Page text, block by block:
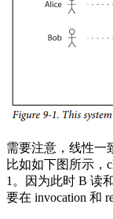
需要注意，线性一
比如如下图所示，
1。因为此时 B 读
要在 invocation 和